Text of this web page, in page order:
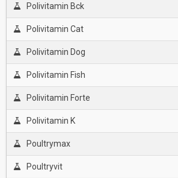
Polivitamin Bck
Polivitamin Cat
Polivitamin Dog
Polivitamin Fish
Polivitamin Forte
Polivitamin K
Poultrymax
Poultryvit